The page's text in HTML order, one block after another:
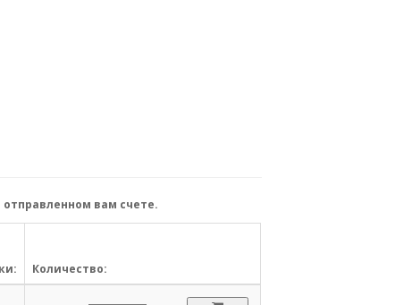
вам счете.
Количество: